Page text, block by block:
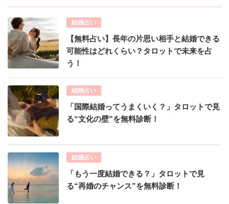
結婚占い
【無料占い】長年の片思い相手と結婚できる
可能性はどれくらい？タロットで未来を占
う！
結婚占い
「国際結婚ってうまくいく？」タロットで見
る“文化の壁”を無料診断！
結婚占い
「もう一度結婚できる？」タロットで見
る“再婚のチャンス”を無料診断！